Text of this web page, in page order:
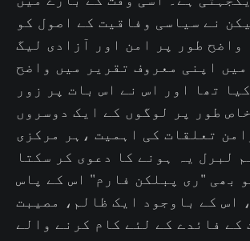
نے سیاسی وفاقیت کے اصول کو
واضح طور پر امن اور آزادی لیگ I867) کی
اپنی معروف تقریر میں واضح
تھا اور اس نے اس بات پر زور
طور پر لوگوں کے ایک دوسروں
تعلقات کی اہمیت ،ہر مرکزی
لبرل یہ ہونے کا دعوی کر سکتا
بھی "ری پبلکن فارم" اس کے پاس
اس کے باوجود ایک ظالم، مصیبت
کے فائدے کے لئے کام کرنے والے